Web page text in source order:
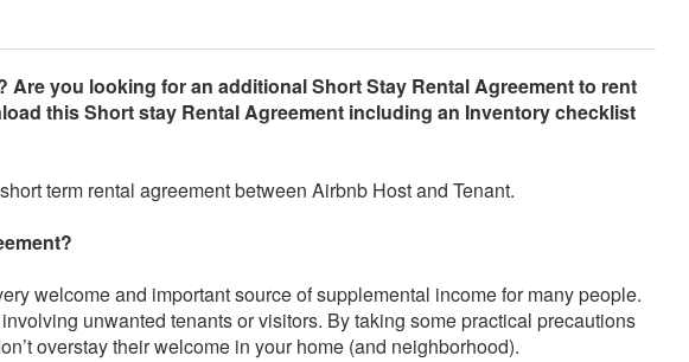
Are you looking for an additional Short Stay Rental Agreement to rent
thisShort stayRental Agreement including an Inventory checklist
term rental agreement between Airbnb Host and Tenant.
welcome and important source of supplemental income for many people.
unwanted tenants or visitors. By taking some practical precautions
overstay their welcome in your home (and neighborhood).